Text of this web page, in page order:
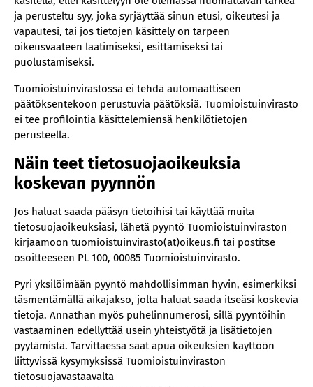
ja perusteltu syy, joka syrjäyttää sinun etusi, oikeutesi ja
vapautesi, tai jos tietojen käsittely on tarpeen
oikeusvaateen laatimiseksi, esittämiseksi tai
puolustamiseksi.
Tuomioistuinvirastossa ei tehdä automaattiseen
päätöksentekoon perustuvia päätöksiä. Tuomioistuinvirasto
ei tee profilointia käsittelemiensä henkilötietojen
perusteella.
Näin teet tietosuojaoikeuksia
koskevan pyynnön
Jos haluat saada pääsyn tietoihisi tai käyttää muita
tietosuojaoikeuksiasi, lähetä pyyntö Tuomioistuinviraston
kirjaamoon tuomioistuinvirasto(at)oikeus.fi tai postitse
osoitteeseen PL 100, 00085 Tuomioistuinvirasto.
Pyri yksilöimään pyyntö mahdollisimman hyvin, esimerkiksi
täsmentämällä aikajakso, jolta haluat saada itseäsi koskevia
tietoja. Annathan myös puhelinnumerosi, sillä pyyntöihin
vastaaminen edellyttää usein yhteistyötä ja lisätietojen
pyytämistä. Tarvittaessa saat apua oikeuksien käyttöön
liittyvissä kysymyksissä Tuomioistuinviraston
tietosuojavastaavalta